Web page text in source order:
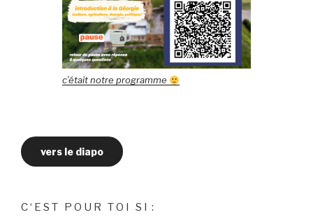
c’était notre programme
vers le diapo
C ‘ E S T P O U R T O I S I :